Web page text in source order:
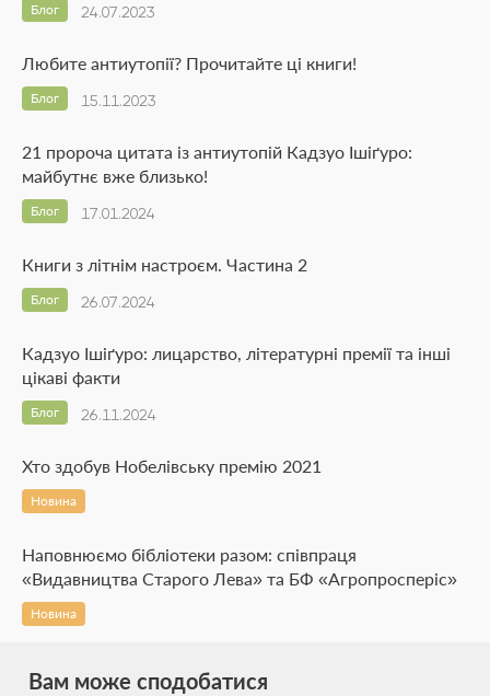
24.07.2023
Блог
Любите антиутопії? Прочитайте ці книги!
15.11.2023
Блог
21 пророча цитата із антиутопій Кадзуо Ішіґуро:
майбутнє вже близько!
17.01.2024
Блог
Книги з літнім настроєм. Частина 2
26.07.2024
Блог
Кадзуо Ішіґуро: лицарство, літературні премії та інші
цікаві факти
26.11.2024
Блог
Хто здобув Нобелівську премію 2021
Новина
Наповнюємо бібліотеки разом: співпраця
«Видавництва Старого Лева» та БФ «Агропросперіс»
Новина
Вам може сподобатися